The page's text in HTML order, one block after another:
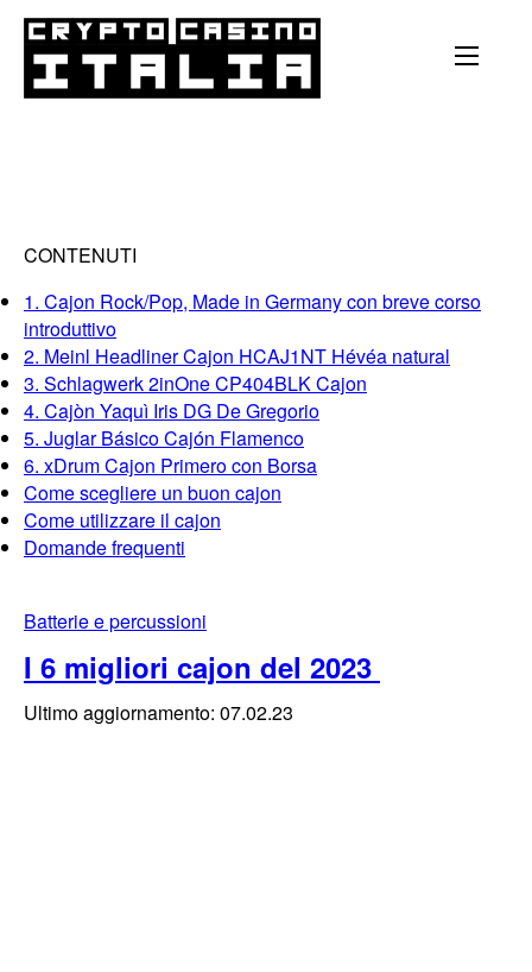
CONTENUTI
1. Cajon Rock/Pop, Made in Germany con breve corso
introduttivo
2. Meinl Headliner Cajon HCAJ1NT Hévéa natural
3. Schlagwerk 2inOne CP404BLK Cajon
4. Cajòn Yaquì Iris DG De Gregorio
5. Juglar Básico Cajón Flamenco
6. xDrum Cajon Primero con Borsa
Come scegliere un buon cajon
Come utilizzare il cajon
Domande frequenti
Batterie e percussioni
I 6 migliori cajon del 2023
Ultimo aggiornamento: 07.02.23